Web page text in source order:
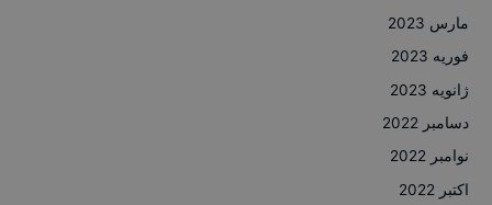
مارس 2023
فوریه 2023
ژانویه 2023
دسامبر 2022
نوامبر 2022
اکتبر 2022